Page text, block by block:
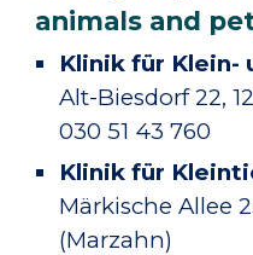
animals and
Klinik für Klein-
Alt-Biesdorf 22,
030 51 43 760
Klinik für
Märkische Allee
(Marzahn)